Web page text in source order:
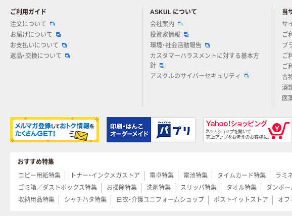
ご利用ガイド
注文について
お届けについて
お支払いについて
返品・交換について
ASKUL について
会社案内
投資家情報
環境・社会活動報告
カスタマーハラスメントに対する基本方
針
アスクルのサイバーセキュリティ
当
サ
ご
プ
ご
ご
古
酒
医
おすすめ特集
コピー用紙特集
トナー・インクメガストア 電卓特集 電池特集 タイムカード特集 ラミ
ゴミ箱／ダストボックス特集
お掃除特集 洗剤特集 スリッパ特集 タオル特集 ダンボ
収納用品特集
シャチハタ特集 白衣・介護ユニフォームショップ ポストイットストア オフ